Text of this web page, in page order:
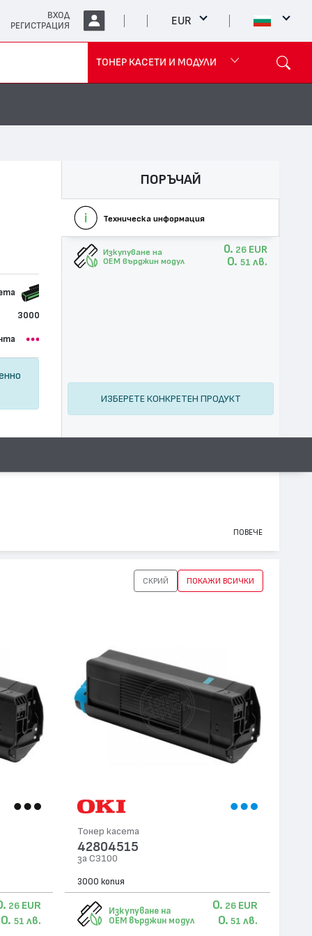
ВХОД
РЕГИСТРАЦИЯ
EUR
ТОНЕР КАСЕТИ И МОДУЛИ
3000
ПОРЪЧАЙ
Техническа информация
Изкупуване на
OEM върджин модул
0. 26 EUR
0. 51 лв.
ИЗБЕРЕТЕ КОНКРЕТЕН ПРОДУКТ
ПОВЕЧЕ
СКРИЙ ПОКАЖИ ВСИЧКИ
26 EUR
0. 51 лв.
Тонер касета
42804515
за C3100
3000 копия
Изкупуване на
OEM върджин модул
0. 26 EUR
0. 51 лв.